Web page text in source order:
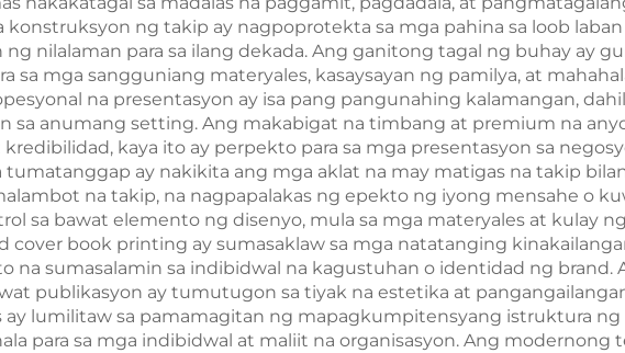
ng takip ay nagpoprotekta sa mga pahina sa loob
nilalaman para sa ilang dekada. Ang ganitong tagal ng buhay ay
sa mga sangguniang materyales, kasaysayan ng pamilya, at
na presentasyon ay isa pang pangunahing kalamangan,
sa anumang setting. Ang makabigat na timbang at premium na
kaya ito ay perpekto para sa mga presentasyon sa
ay nakikita ang mga aklat na may matigas na takip
na takip, na nagpapalakas ng epekto ng iyong mensahe o
sa bawat elemento ng disenyo, mula sa mga materyales at kulay
book printing ay sumasaklaw sa mga natatanging
na sumasalamin sa indibidwal na kagustuhan o identidad ng brand.
publikasyon ay tumutugon sa tiyak na estetika at
lumilitaw sa pamamagitan ng mapagkumpitensyang istruktura
para sa mga indibidwal at maliit na organisasyon. Ang modernong